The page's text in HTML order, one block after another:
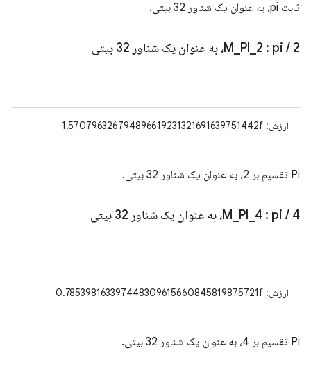
ثابت pi، به عنوان یک شناور 32 بیتی.
M PI 2 : pi / 2، به عنوان یک شناور 32 بیتی
ارزش: 1.570796326794896619231321691639751442f
Pi تقسیم بر 2، به عنوان یک شناور 32 بیتی.
M PI 4 : pi / 4، به عنوان یک شناور 32 بیتی
ارزش: 0.785398163397448309615660845819875721f
Pi تقسیم بر 4، به عنوان یک شناور 32 بیتی.